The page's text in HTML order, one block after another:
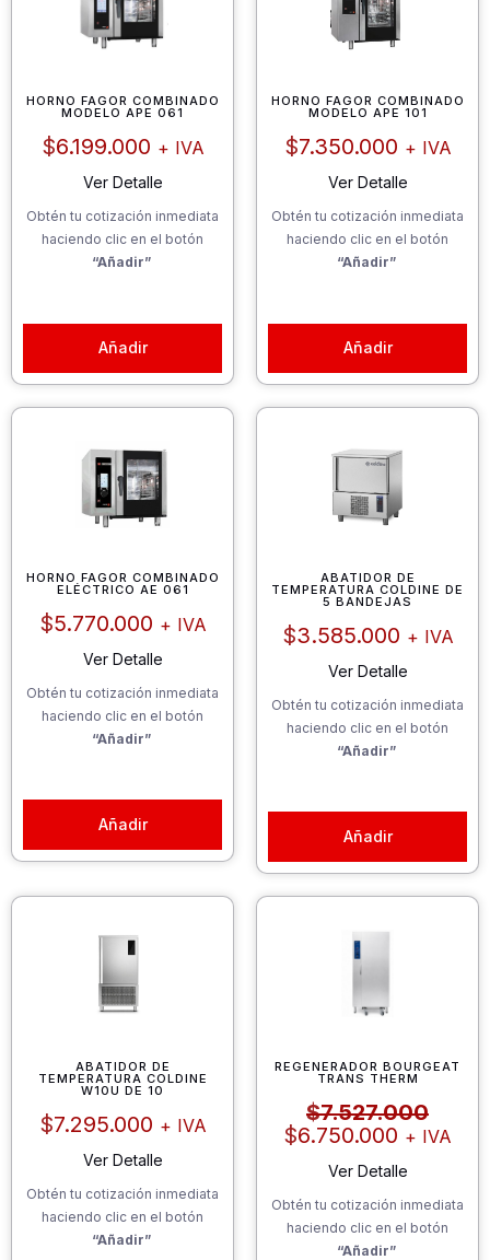
HORNO FAGOR COMBINADO
MODELO APE 061
$6.199.000 + IVA
Ver Detalle
Obtén tu cotización inmediata
haciendo clic en el botón
“Añadir”
Añadir
HORNO FAGOR COMBINADO
MODELO APE 101
$7.350.000 + IVA
Ver Detalle
Obtén tu cotización inmediata
haciendo clic en el botón
“Añadir”
Añadir
HORNO FAGOR COMBINADO
ELÉCTRICO AE 061
$5.770.000 + IVA
Ver Detalle
Obtén tu cotización inmediata
haciendo clic en el botón
“Añadir”
Añadir
ABATIDOR DE
TEMPERATURA COLDINE DE
5 BANDEJAS
$3.585.000 + IVA
Ver Detalle
Obtén tu cotización inmediata
haciendo clic en el botón
“Añadir”
Añadir
ABATIDOR DE
TEMPERATURA COLDINE
W10U DE 10
$7.295.000 + IVA
Ver Detalle
Obtén tu cotización inmediata
haciendo clic en el botón
“Añadir”
REGENERADOR BOURGEAT
TRANS THERM
$7.527.000
$6.750.000
precio
actual
es:
+ IVA
Ver Detalle
Obtén tu cotización inmediata
haciendo clic en el botón
“Añadir”